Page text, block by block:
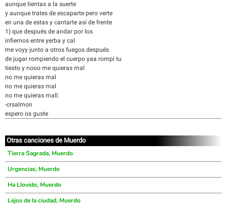
aunque tientas a la suerte
y aunque trates de escaparte pero verte
en una de estas y cantarte así de frente
1) que después de andar por los
infiernos entre yerba y cal
me voyy junto a otros fuegos después
de jugar rompiendo el cuerpo yaa rompí tu
tiesto y nooo me quieras mal
no me quieras mal
no me quieras mal
no me quieras mall.
-crsalmon
espero os guste
Otras canciones de Muerdo
Tierra Sagrada, Muerdo
Urgencias, Muerdo
Ha Llovido, Muerdo
Lejos de la ciudad, Muerdo